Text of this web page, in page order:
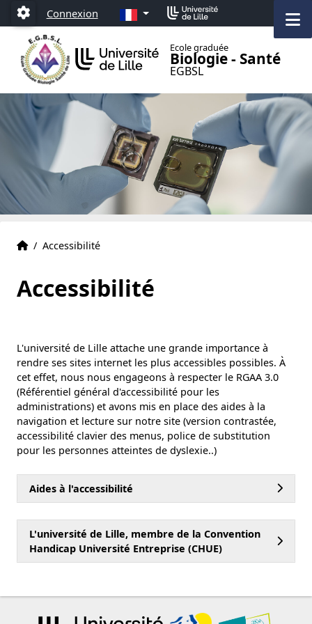
Accéder au menu principal
Accéder au contenu
Paramétrage
Connexion FR
Ecole graduée
Biologie - Santé
EGBSL
Accueil
Accueil
/ Accessibilité
Accessibilité
L'université de Lille attache une grande importance à
rendre ses sites internet les plus accessibles possibles. À
cet effet, nous nous engageons à respecter le RGAA 3.0
(Référentiel général d'accessibilité pour les
administrations) et avons mis en place des aides à la
navigation et lecture sur notre site (version contrastée,
accessibilité clavier des menus, police de substitution
pour les personnes atteintes de dyslexie..)
Aides à l'accessibilité
L'université de Lille, membre de la Convention
Handicap Université Entreprise (CHUE)